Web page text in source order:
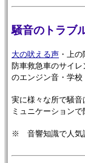
騒音のトラブ
大の吠える声 ・上
防車救急車のサイ
のエンジン音・学
実に様々な所で騒
ミュニケーションで
※ 音響知識で人気